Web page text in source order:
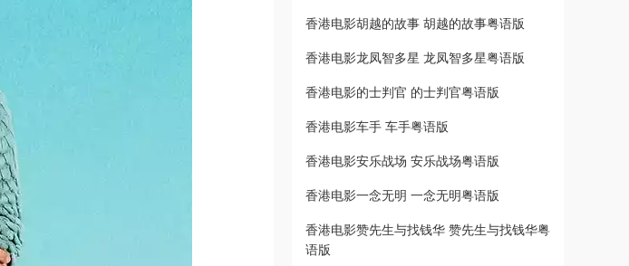
香港电影胡越的故事 胡越的故事粤语版
香港电影龙凤智多星 龙凤智多星粤语版
香港电影的士判官 的士判官粤语版
香港电影车手 车手粤语版
香港电影安乐战场 安乐战场粤语版
香港电影一念无明 一念无明粤语版
香港电影赞先生与找钱华 赞先生与找钱华粤
语版